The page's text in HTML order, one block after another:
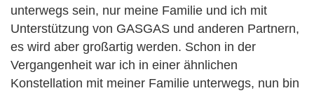
unterwegs sein, nur meine Familie und ich mit
Unterstützung von GASGAS und anderen Partnern,
es wird aber großartig werden. Schon in der
Vergangenheit war ich in einer ähnlichen
Konstellation mit meiner Familie unterwegs, nun bin